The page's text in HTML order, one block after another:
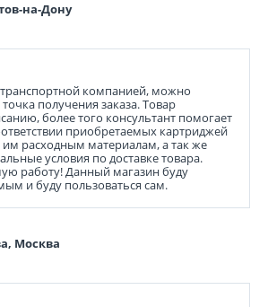
на-Дону
транспортной компанией, можно
получения заказа. Товар
более того консультант помогает
приобретаемых картриджей
расходным материалам, а так же
условия по доставке товара.
работу! Данный магазин буду
и буду пользоваться сам.
Москва